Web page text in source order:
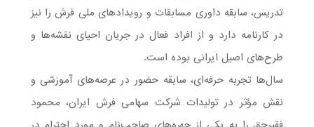
تدریس، سابقه داوری مسابقات و رویدادهای ملی فرش را نیز
در کارنامه دارد و از افراد فعال در جریان احیای نقشه‌ها و
طرح‌های اصیل ایرانی بوده است.
سال‌ها تجربه حرفه‌ای، سابقه حضور در عرصه‌های آموزشی و
نقش مؤثر در تولیدات شرکت سهامی فرش ایران، محمود